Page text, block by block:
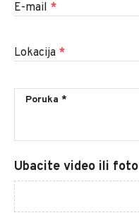
E-mail *
Lokacija *
Ubacite video ili foto